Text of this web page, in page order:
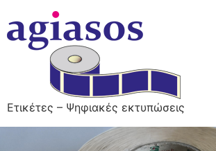
Ετικέτες – Ψηφιακές εκτυπώσεις